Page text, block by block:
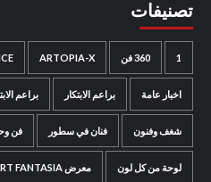
تصنيفات
1 360 فن ARTOPIA-X
اخبار عامة براعم الابتكار براعم
شغف وفنون فنان في سطور فن
لوحة من كل لون معرض ART FANTASIA